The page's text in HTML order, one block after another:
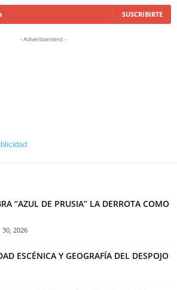
SUSCRIBIRTE
- Advertisement -
“AZUL DE PRUSIA” LA DERROTA COMO
2026
ESCÉNICA Y GEOGRAFÍA DEL DESPOJO